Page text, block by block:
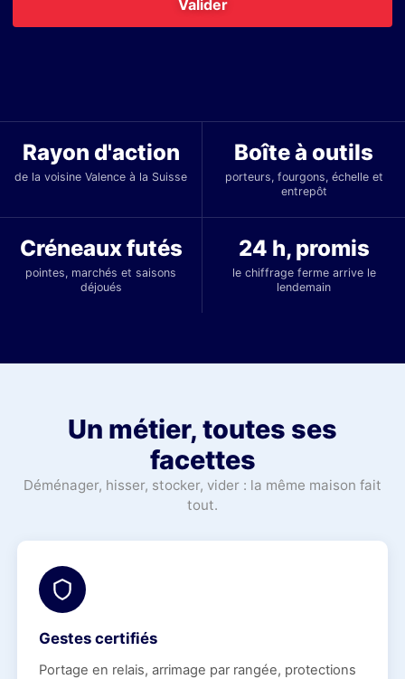
Valider
Rayon d'action
de la voisine Valence à la Suisse
Boîte à outils
porteurs, fourgons, échelle et
entrepôt
Créneaux futés
pointes, marchés et saisons
déjoués
24 h, promis
le chiffrage ferme arrive le
lendemain
Un métier, toutes ses
facettes
Déménager, hisser, stocker, vider : la même maison fait
tout.
Gestes certifiés
Portage en relais, arrimage par rangée, protections